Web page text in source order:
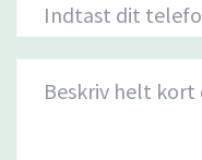
Indtast dit
Beskriv helt